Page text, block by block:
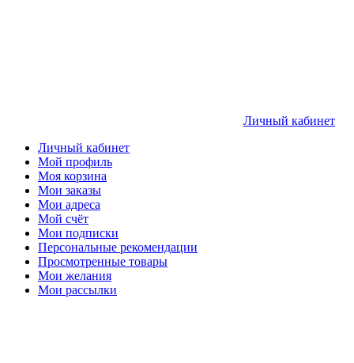
Личный кабинет
Личный кабинет
Мой профиль
Моя корзина
Мои заказы
Мои адреса
Мой счёт
Мои подписки
Персональные рекомендации
Просмотренные товары
Мои желания
Мои рассылки